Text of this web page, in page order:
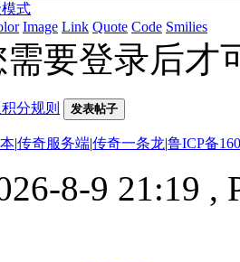
式
Image Link Quote Code Smilies
需要登录后才
分规则 发表帖子
|传奇服务端|传奇一条龙|鲁ICP备
8-9 21:19 ,